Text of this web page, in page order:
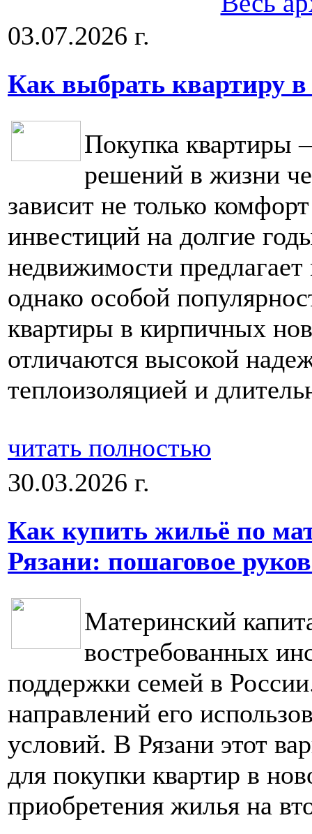
03.07.2026 г.
Как выбрать квартиру в
Покупка
решений в жизни
зависит не только
инвестиций на долгие
недвижимости
однако особой
квартиры в кирпичных
отличаются высокой
теплоизоляцией и
читать полностью
30.03.2026 г.
Как купить жильё по
Рязани: пошаговое
Материнский
востребованных
поддержки семей в
направлений его
условий. В Рязани этот
для покупки квартир в
приобретения жилья на